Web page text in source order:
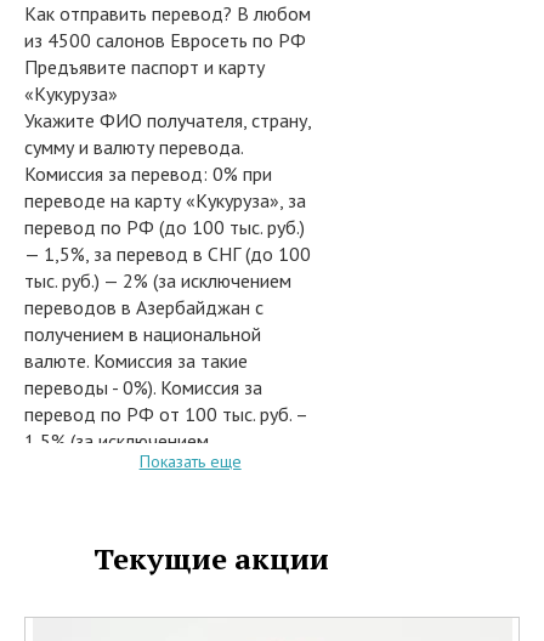
Как отправить перевод? В любом
из 4500 салонов Евросеть по РФ
Предъявите паспорт и карту
«Кукуруза»
Укажите ФИО получателя, страну,
сумму и валюту перевода.
Комиссия за перевод: 0% при
переводе на карту «Кукуруза», за
перевод по РФ (до 100 тыс. руб.)
— 1,5%, за перевод в СНГ (до 100
тыс. руб.) — 2% (за исключением
переводов в Азербайджан с
получением в национальной
валюте. Комиссия за такие
переводы - 0%). Комиссия за
перевод по РФ от 100 тыс. руб. –
1,5% (за исключением
Свердловская область,
Курганская область, Ямало-
Ненецкий АО, Ханты-Мансийский
Показать еще
Текущие акции